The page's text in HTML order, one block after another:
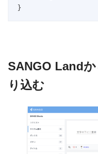
}
SANGO Land
り込む